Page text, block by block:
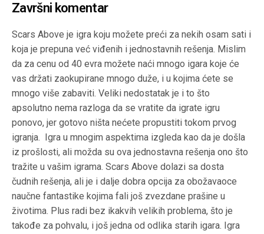
Završni komentar
Scars Above je igra koju možete preći za nekih osam sati i
koja je prepuna već viđenih i jednostavnih rešenja. Mislim
da za cenu od 40 evra možete naći mnogo igara koje će
vas držati zaokupirane mnogo duže, i u kojima ćete se
mnogo više zabaviti. Veliki nedostatak je i to što
apsolutno nema razloga da se vratite da igrate igru
ponovo, jer gotovo ništa nećete propustiti tokom prvog
igranja. Igra u mnogim aspektima izgleda kao da je došla
iz prošlosti, ali možda su ova jednostavna rešenja ono što
tražite u vašim igrama. Scars Above dolazi sa dosta
čudnih rešenja, ali je i dalje dobra opcija za obožavaoce
naučne fantastike kojima fali još zvezdane prašine u
životima. Plus radi bez ikakvih velikih problema, što je
takođe za pohvalu, i još jedna od odlika starih igara. Igra